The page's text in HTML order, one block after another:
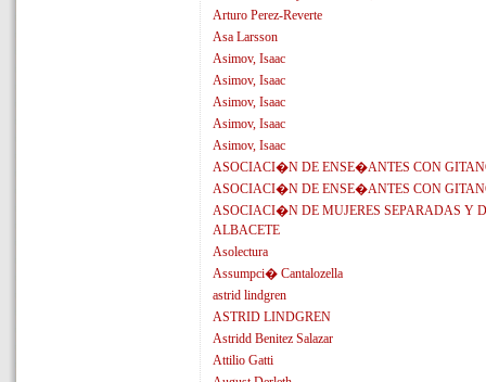
Arturo Perez-Reverte
Asa Larsson
Asimov, Isaac
Asimov, Isaac
Asimov, Isaac
Asimov, Isaac
Asimov, Isaac
ASOCIACI�N DE ENSE�ANTES CON
ASOCIACI�N DE ENSE�ANTES CON
ASOCIACI�N DE MUJERES SEPARADAS Y
ALBACETE
Asolectura
Assumpci� Cantalozella
astrid lindgren
ASTRID LINDGREN
Astridd Benitez Salazar
Attilio Gatti